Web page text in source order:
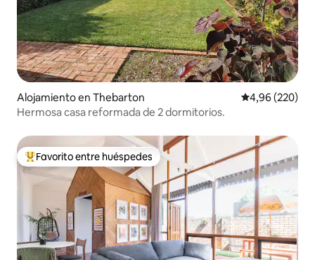
Alojamiento en Thebarton Calificación
4,96 (220)
Hermosa casa reformada de 2 dormitorios.
Favorito entre los huéspedes más destacados
Favorito entre huéspedes